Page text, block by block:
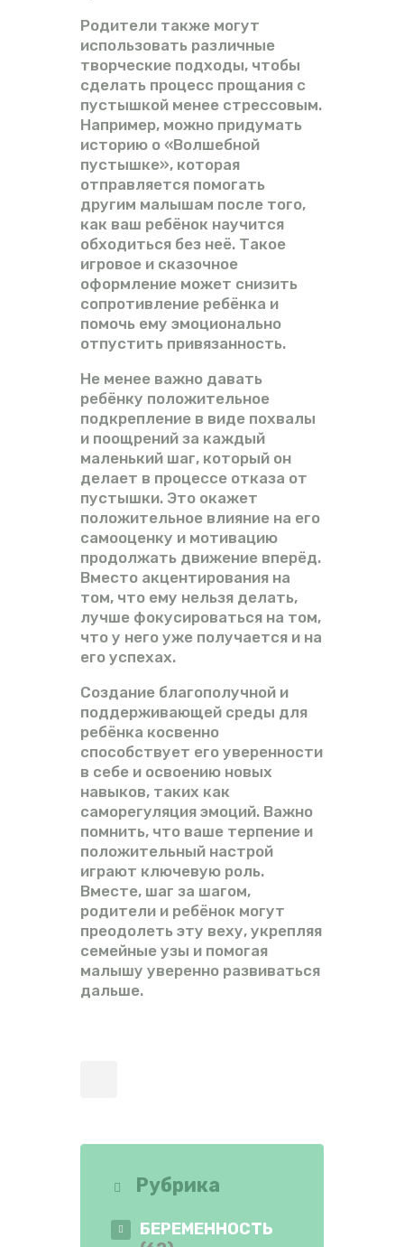
Родители также могут
использовать различные
творческие подходы, чтобы
сделать процесс прощания с
пустышкой менее стрессовым.
Например, можно придумать
историю о «Волшебной
пустышке», которая
отправляется помогать
другим малышам после того,
как ваш ребёнок научится
обходиться без неё. Такое
игровое и сказочное
оформление может снизить
сопротивление ребёнка и
помочь ему эмоционально
отпустить привязанность.
Не менее важно давать
ребёнку положительное
подкрепление в виде похвалы
и поощрений за каждый
маленький шаг, который он
делает в процессе отказа от
пустышки. Это окажет
положительное влияние на его
самооценку и мотивацию
продолжать движение вперёд.
Вместо акцентирования на
том, что ему нельзя делать,
лучше фокусироваться на том,
что у него уже получается и на
его успехах.
Создание благополучной и
поддерживающей среды для
ребёнка косвенно
способствует его уверенности
в себе и освоению новых
навыков, таких как
саморегуляция эмоций. Важно
помнить, что ваше терпение и
положительный настрой
играют ключевую роль.
Вместе, шаг за шагом,
родители и ребёнок могут
преодолеть эту веху, укрепляя
семейные узы и помогая
малышу уверенно развиваться
дальше.
Рубрика
БЕРЕМЕННОСТЬ